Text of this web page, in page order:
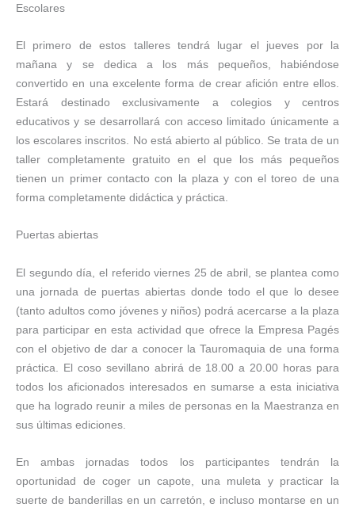
Escolares
El primero de estos talleres tendrá lugar el jueves por la
mañana y se dedica a los más pequeños, habiéndose
convertido en una excelente forma de crear afición entre ellos.
Estará destinado exclusivamente a colegios y centros
educativos y se desarrollará con acceso limitado únicamente a
los escolares inscritos. No está abierto al público. Se trata de un
taller completamente gratuito en el que los más pequeños
tienen un primer contacto con la plaza y con el toreo de una
forma completamente didáctica y práctica.
Puertas abiertas
El segundo día, el referido viernes 25 de abril, se plantea como
una jornada de puertas abiertas donde todo el que lo desee
(tanto adultos como jóvenes y niños) podrá acercarse a la plaza
para participar en esta actividad que ofrece la Empresa Pagés
con el objetivo de dar a conocer la Tauromaquia de una forma
práctica. El coso sevillano abrirá de 18.00 a 20.00 horas para
todos los aficionados interesados en sumarse a esta iniciativa
que ha logrado reunir a miles de personas en la Maestranza en
sus últimas ediciones.
En ambas jornadas todos los participantes tendrán la
oportunidad de coger un capote, una muleta y practicar la
suerte de banderillas en un carretón, e incluso montarse en un